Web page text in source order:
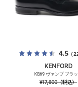
4.5（
KENFORD
KB69 ヴァンプ ブラ
¥17,600（税込）